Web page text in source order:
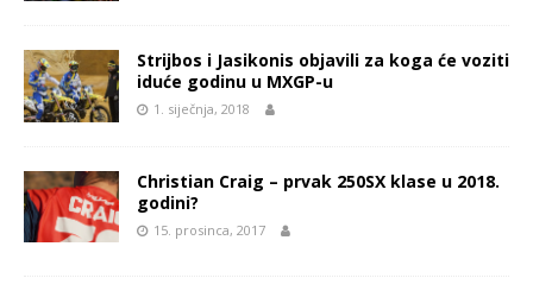
Strijbos i Jasikonis objavili za koga će voziti
iduće godinu u MXGP-u
1. siječnja, 2018
Christian Craig – prvak 250SX klase u 2018.
godini?
15. prosinca, 2017